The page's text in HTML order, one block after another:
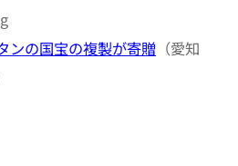
ンの国宝の複製が寄贈 （愛知